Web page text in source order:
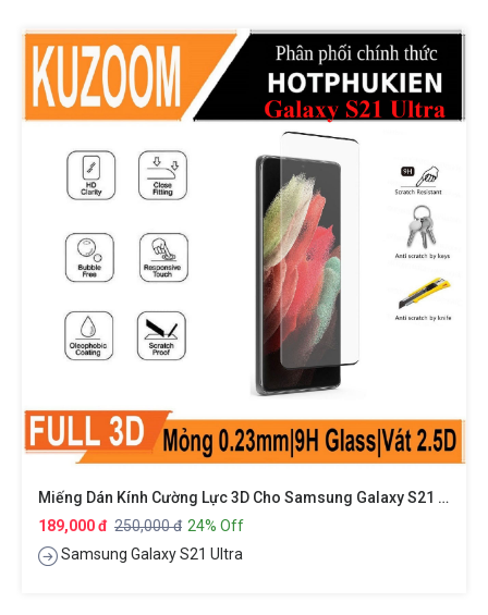
Miếng Dán Kính Cường Lực 3D Cho Samsung Galaxy S21 Ultra Hiệu Kuzoom Protective Glass - Mỏng 0.3mm, Vát Cạnh 2.5D, Độ Cứng 9H, Viền Cứng Mỏng
189,000 đ 250,000 đ 24% Off
Samsung Galaxy S21 Ultra